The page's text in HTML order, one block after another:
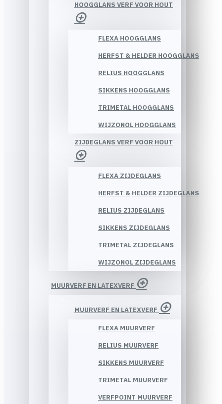
HOOGGLANS VERF VOOR HOUT
FLEXA HOOGGLANS
HERFST & HELDER HOOGGLANS
RELIUS HOOGGLANS
SIKKENS HOOGGLANS
TRIMETAL HOOGGLANS
WIJZONOL HOOGGLANS
ZIJDEGLANS VERF VOOR HOUT
FLEXA ZIJDEGLANS
HERFST & HELDER ZIJDEGLANS
RELIUS ZIJDEGLANS
SIKKENS ZIJDEGLANS
TRIMETAL ZIJDEGLANS
WIJZONOL ZIJDEGLANS
MUURVERF EN LATEXVERF
MUURVERF EN LATEXVERF
FLEXA MUURVERF
RELIUS MUURVERF
SIKKENS MUURVERF
TRIMETAL MUURVERF
VERFPOINT MUURVERF